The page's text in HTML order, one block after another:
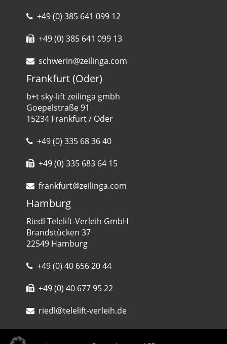
+49 (0) 385 641 099 12
+49 (0) 385 641 099 13
schwerin@zeilinga.com
Frankfurt (Oder)
b+t sky-lift zeilinga gmbh
Goepelstraße 91
15234 Frankfurt / Oder
+49 (0) 335 68 36 40
+49 (0) 335 683 64 15
frankfurt@zeilinga.com
Hamburg
Riedl Telelift-Verleih GmbH
Brandstücken 37
22549 Hamburg
+49 (0) 40 656 20 44
+49 (0) 40 677 95 22
riedl@telelift-verleih.de